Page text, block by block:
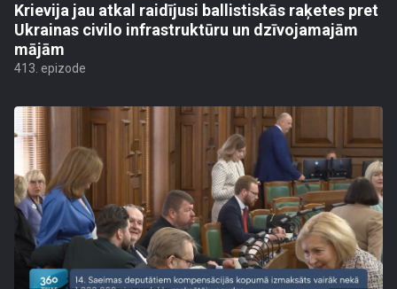
Krievija jau atkal raidījusi ballistiskās raķetes pret
Ukrainas civilo infrastruktūru un dzīvojamajām
mājām
413. epizode